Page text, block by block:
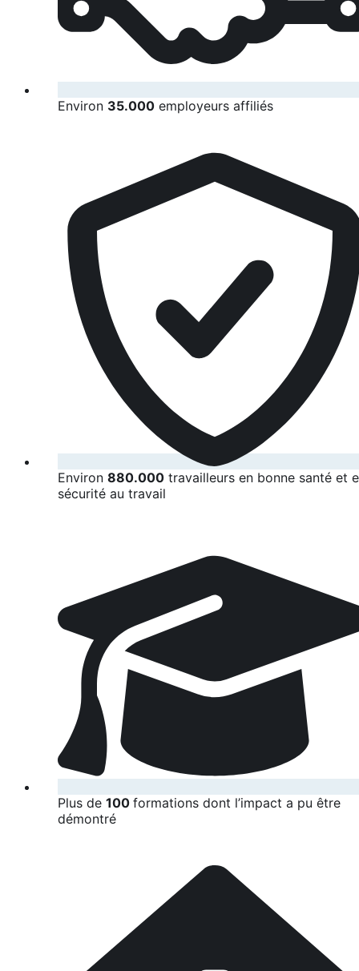
Environ 35.000 employeurs affiliés
Environ 880.000 travailleurs en bonne santé et
sécurité au travail
Plus de 100 formations dont l’impact a pu être
démontré